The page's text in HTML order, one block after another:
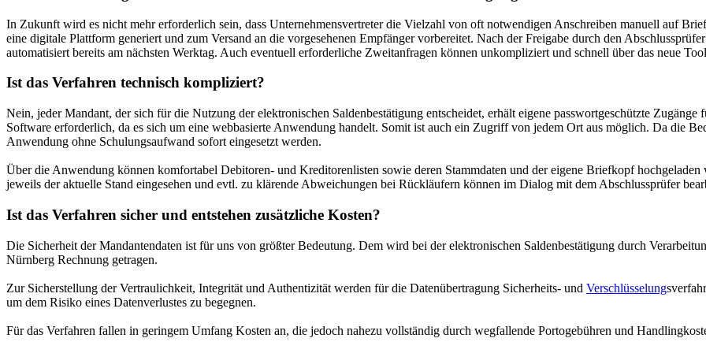
In Zukunft wird es nicht mehr erforderlich sein, dass Unternehmensvertreter die Vielzahl von oft notwendigen Anschreiben manuell auf
eine digitale Plattform generiert und zum Versand an die vorgesehenen Empfänger vorbereitet. Nach der Freigabe durch den
automatisiert bereits am nächsten Werktag. Auch eventuell erforderliche Zweitanfragen können unkompliziert und schnell über das neue
Ist das Verfahren technisch kompliziert?
Nein, jeder Mandant, der sich für die Nutzung der elektronischen Saldenbestätigung entscheidet, erhält eigene passwortgeschützte
Software erforderlich, da es sich um eine webbasierte Anwendung handelt. Somit ist auch ein Zugriff von jedem Ort aus möglich. Da die
Anwendung ohne Schulungsaufwand sofort eingesetzt werden.
Über die Anwendung können komfortabel Debitoren- und Kreditorenlisten sowie deren Stammdaten und der eigene Briefkopf
jeweils der aktuelle Stand eingesehen und evtl. zu klärende Abweichungen bei Rückläufern können im Dialog mit dem Abschlussprüfer
Ist das Verfahren sicher und entstehen zusätzliche Kosten?
Die Sicherheit der Mandantendaten ist für uns von größter Bedeutung. Dem wird bei der elektronischen Saldenbestätigung durch
Nürnberg Rechnung getragen.
Zur Sicherstellung der Vertraulichkeit, Integrität und Authentizität werden für die Datenübertragung Sicherheits- und Verschlüsselung
um dem Risiko eines Datenverlustes zu begegnen.
Für das Verfahren fallen in geringem Umfang Kosten an, die jedoch nahezu vollständig durch wegfallende Portogebühren und